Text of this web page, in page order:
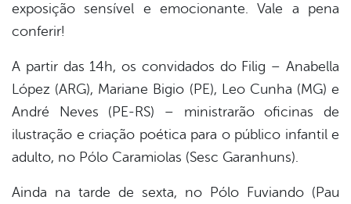
exposição sensível e emocionante. Vale a pena
conferir!
A partir das 14h, os convidados do Filig – Anabella
López (ARG), Mariane Bigio (PE), Leo Cunha (MG) e
André Neves (PE-RS) – ministrarão oficinas de
ilustração e criação poética para o público infantil e
adulto, no Pólo Caramiolas (Sesc Garanhuns).
Ainda na tarde de sexta, no Pólo Fuviando (Pau